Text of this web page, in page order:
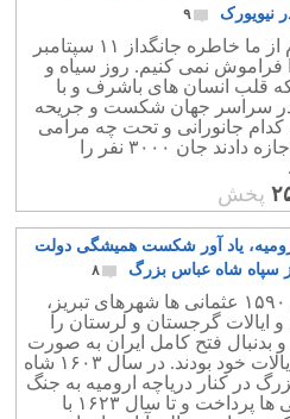
نیویورک
۹
هیچکدام از ما خاطره جانگداز ۱۱ سپتامبر
را فراموش نمی کنیم. روز سیاه و
قلب انسان های باشرف و با
سراسر جهان شکست و جریحه
کدام جانورانی و تحت چه مرامی
به خود اجازه دادند جان ۳۰۰۰ نفر را
پخش
یاد آور شکست همیشگی دولت
سپاه شاه عباس بزرگ
۸
در سال ۱۵۹۰ عثمانی ها شهرهای تبریز،
ایالات گرجستان و لرستان را
بدنبال فتح کامل ایران به صورت
یکی از ایالات خود بودند. در سال ۱۶۰۳ شاه
در کنار دریاچه ارومیه به جنگ
با عثمانی ها پرداخت و تا سال ۱۶۲۳ با